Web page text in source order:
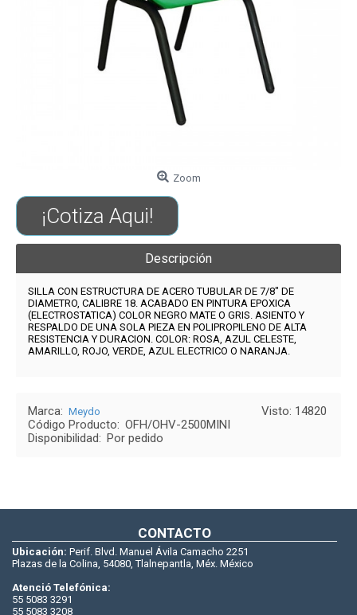
Zoom
¡Cotiza Aqui!
Descripción
SILLA CON ESTRUCTURA DE ACERO TUBULAR DE 7/8" DE
DIAMETRO, CALIBRE 18. ACABADO EN PINTURA EPOXICA
(ELECTROSTATICA) COLOR NEGRO MATE O GRIS. ASIENTO Y
RESPALDO DE UNA SOLA PIEZA EN POLIPROPILENO DE ALTA
RESISTENCIA Y DURACION. COLOR: ROSA, AZUL CELESTE,
AMARILLO, ROJO, VERDE, AZUL ELECTRICO O NARANJA.
Visto: 14820
Marca: Meydo
Código Producto: OFH/OHV-2500MINI
Disponibilidad: Por pedido
CONTACTO
Ubicación: Perif. Blvd. Manuel Ávila Camacho 2251
Plazas de la Colina, 54080, Tlalnepantla, Méx. México
Atenció Telefónica:
55 5083 3291
55 5083 3208